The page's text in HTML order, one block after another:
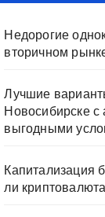
Недорогие
вторичном
Лучшие
Новосибирске
выгодными
Капитализация
ли